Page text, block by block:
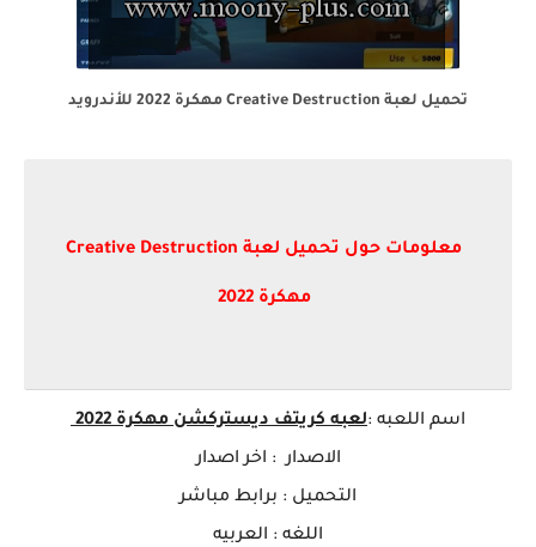
تحميل لعبة Creative Destruction مهكرة 2022 للأندرويد
معلومات حول تحميل لعبة Creative Destruction
مهكرة 2022
اسم اللعبه :لعبهكريتف ديستركشن مهكرة 2022
الاصدار : اخر اصدار
التحميل : برابط مباشر
اللغه : العربيه